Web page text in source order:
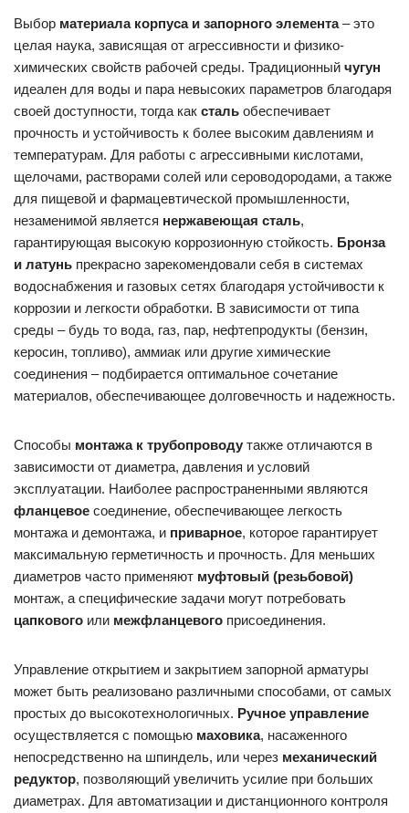
Выбор материала корпуса и запорного элемента– это
целая наука, зависящая от агрессивности и физико-
химических свойств рабочей среды. Традиционный чугун
идеален для воды и пара невысоких параметров благодаря
своей доступности, тогда как сталь обеспечивает
прочность и устойчивость к более высоким давлениям и
температурам. Для работы с агрессивными кислотами,
щелочами, растворами солей или сероводородами, а также
для пищевой и фармацевтической промышленности,
незаменимой является нержавеющая сталь,
гарантирующая высокую коррозионную стойкость. Бронза
и латунь прекрасно зарекомендовали себя в системах
водоснабжения и газовых сетях благодаря устойчивости к
коррозии и легкости обработки. В зависимости от типа
среды – будь то вода, газ, пар, нефтепродукты (бензин,
керосин, топливо), аммиак или другие химические
соединения – подбирается оптимальное сочетание
материалов, обеспечивающее долговечность и надежность.
Способы монтажа к трубопроводу также отличаются в
зависимости от диаметра, давления и условий
эксплуатации. Наиболее распространенными являются
фланцевое соединение, обеспечивающее легкость
монтажа и демонтажа, и приварное, которое гарантирует
максимальную герметичность и прочность. Для меньших
диаметров часто применяют муфтовый (резьбовой)
монтаж, а специфические задачи могут потребовать
цапкового или межфланцевого присоединения.
Управление открытием и закрытием запорной арматуры
может быть реализовано различными способами, от самых
простых до высокотехнологичных. Ручное управление
осуществляется с помощью маховика, насаженного
непосредственно на шпиндель, или через механический
редуктор, позволяющий увеличить усилие при больших
диаметрах. Для автоматизации и дистанционного контроля